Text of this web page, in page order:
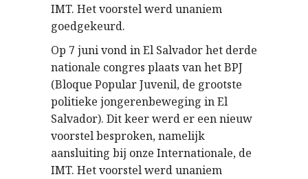
IMT. Het voorstel werd unaniem
goedgekeurd.
Op 7 juni vond in El Salvador het derde
nationale congres plaats van het BPJ
(Bloque Popular Juvenil, de grootste
politieke jongerenbeweging in El
Salvador). Dit keer werd er een nieuw
voorstel besproken, namelijk
aansluiting bij onze Internationale, de
IMT. Het voorstel werd unaniem